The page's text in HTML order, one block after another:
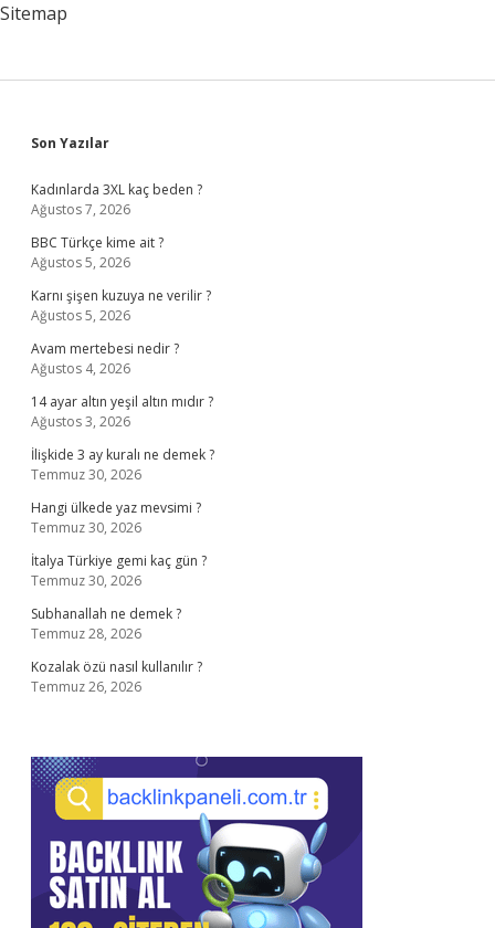
Sitemap
Sidebar
Son Yazılar
Kadınlarda 3XL kaç beden ?
Ağustos 7, 2026
BBC Türkçe kime ait ?
Ağustos 5, 2026
Karnı şişen kuzuya ne verilir ?
Ağustos 5, 2026
Avam mertebesi nedir ?
Ağustos 4, 2026
14 ayar altın yeşil altın mıdır ?
Ağustos 3, 2026
İlişkide 3 ay kuralı ne demek ?
Temmuz 30, 2026
Hangi ülkede yaz mevsimi ?
Temmuz 30, 2026
İtalya Türkiye gemi kaç gün ?
Temmuz 30, 2026
Subhanallah ne demek ?
Temmuz 28, 2026
Kozalak özü nasıl kullanılır ?
Temmuz 26, 2026